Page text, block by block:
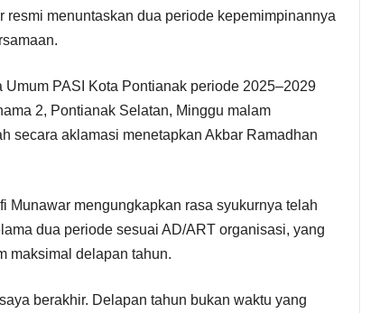
resmi menuntaskan dua periode kepemimpinannya
PASI Kota Pontianak periode 2025–2029
2, Pontianak Selatan, Minggu malam
secara aklamasi menetapkan Akbar Ramadhan
Munawar mengungkapkan rasa syukurnya telah
dua periode sesuai AD/ART organisasi, yang
maksimal delapan tahun.
berakhir. Delapan tahun bukan waktu yang